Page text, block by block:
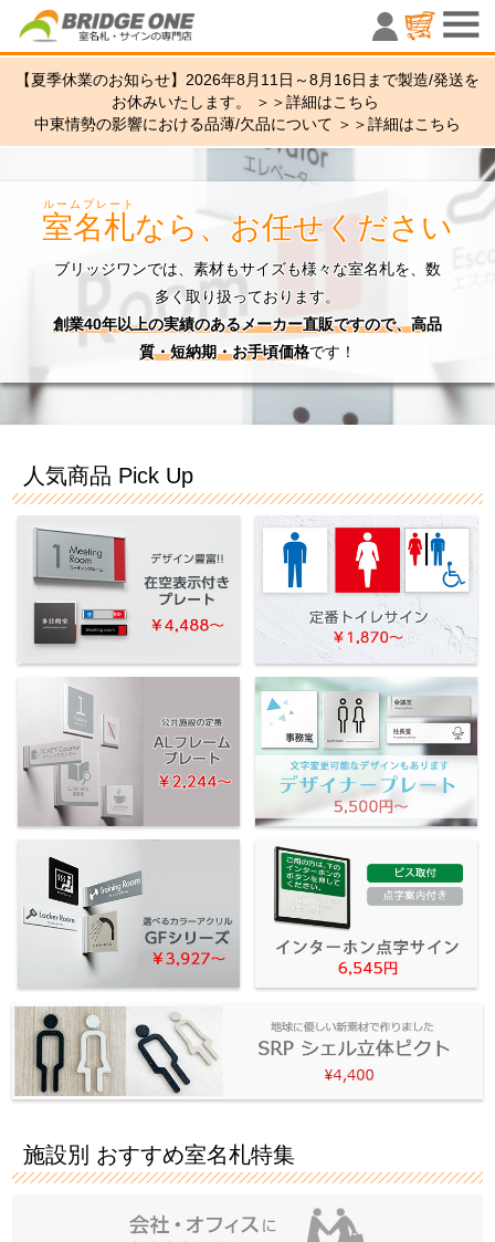
室名札・
【夏季休業のお知らせ】2026年8月11日～8月16日まで製造/発送を
お休みいたします。 ＞＞詳細はこちら
中東情勢の影響における品薄/欠品について ＞＞詳細はこちら
室名札
ルームプレート
なら、お任せください
ブリッジワンでは、素材もサイズも様々な室名札を、数
多く取り扱っております。
創業40年以上の実績のあるメーカー直販ですので、高品
質・短納期・お手頃価格です！
人気商品 Pick Up
施設別 おすすめ室名札特集